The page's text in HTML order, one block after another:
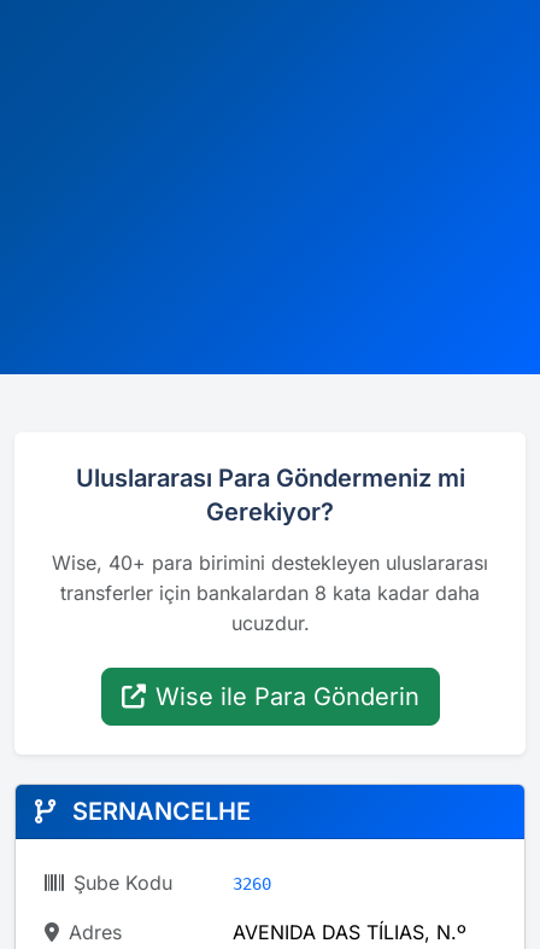
Uluslararası Para Göndermeniz mi
Gerekiyor?
Wise, 40+ para birimini destekleyen uluslararası
transferler için bankalardan 8 kata kadar daha
ucuzdur.
Wise ile Para Gönderin
SERNANCELHE
Şube Kodu 3260
Adres
AVENIDA DAS TÍLIAS, N.º